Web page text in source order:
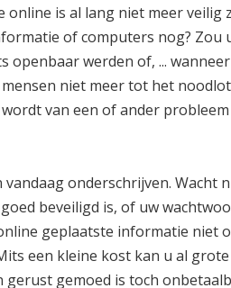
online is al lang niet meer veilig
of computers nog? Zou
openbaar werden of, ...
niet meer tot het
van een of ander probleem
onderschrijven. Wacht
beveiligd is, of uw
geplaatste informatie niet
een kleine kost kan u al
gemoed is toch